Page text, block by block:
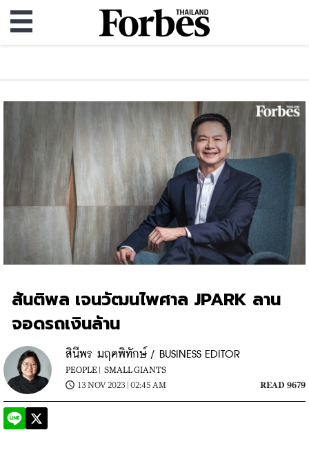
สันติพล เจนวัฒนไพศาล JPARK ลาน
จอดรถเงินล้าน
สินีพร มฤคพิทักษ์ / BUSINESS EDITOR
PEOPLE | SMALL GIANTS
13 NOV 2023 | 02:45 AM
READ 9679